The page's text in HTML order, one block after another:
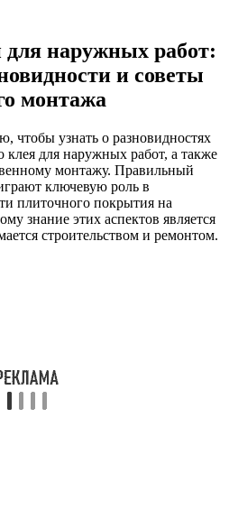
наружных работ:
и советы
монтажа
чтобы узнать о разновидностях
клея для наружных работ, а также
монтажу. Правильный
ключевую роль в
плиточного покрытия на
знание этих аспектов является
строительством и ремонтом.